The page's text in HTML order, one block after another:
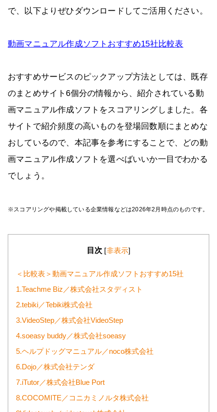
で、以下よりぜひダウンロードしてご活用ください。
動画マニュアル作成ソフトおすすめ15社比較表
おすすめサービスのピックアップ方法としては、既存
のまとめサイト6個分の情報から、紹介されている動
画マニュアル作成ソフトをスコアリングしました。各
サイトで紹介頻度の高いものを登場回数順にまとめな
おしているので、本記事を参考にすることで、どの動
画マニュアル作成ソフトを選べばいいか一目でわかる
でしょう。
※スコアリングや掲載している企業情報などは2026年2月時点のものです。
目次 [非表示]
＜比較表＞動画マニュアル作成ソフトおすすめ15社
1.Teachme Biz／株式会社スタディスト
2.tebiki／Tebiki株式会社
3.VideoStep／株式会社VideoStep
4.soeasy buddy／株式会社soeasy
5.ヘルプドッグマニュアル／noco株式会社
6.Dojo／株式会社テンダ
7.iTutor／株式会社Blue Port
8.COCOMITE／コニカミノルタ株式会社